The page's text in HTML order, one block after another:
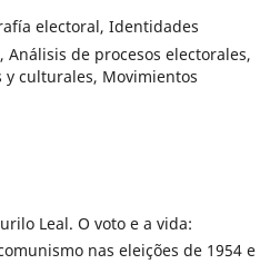
electoral, Identidades
de procesos electorales,
y culturales, Movimientos
Leal. O voto e a vida:
nas eleições de 1954 e